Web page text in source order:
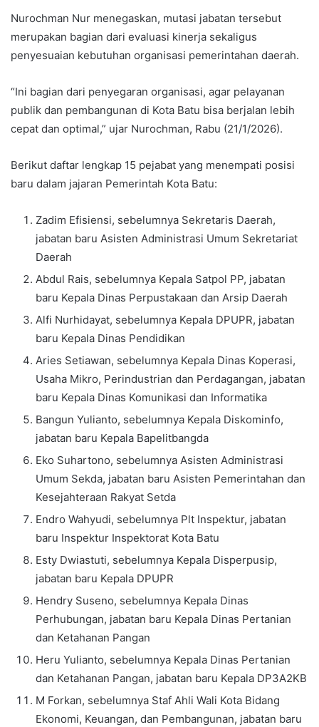
Nurochman Nur menegaskan, mutasi jabatan tersebut
merupakan bagian dari evaluasi kinerja sekaligus
penyesuaian kebutuhan organisasi pemerintahan daerah.
“Ini bagian dari penyegaran organisasi, agar pelayanan
publik dan pembangunan di Kota Batu bisa berjalan lebih
cepat dan optimal,” ujar Nurochman, Rabu (21/1/2026).
Berikut daftar lengkap 15 pejabat yang menempati posisi
baru dalam jajaran Pemerintah Kota Batu:
Zadim Efisiensi, sebelumnya Sekretaris Daerah,
jabatan baru Asisten Administrasi Umum Sekretariat
Daerah
Abdul Rais, sebelumnya Kepala Satpol PP, jabatan
baru Kepala Dinas Perpustakaan dan Arsip Daerah
Alfi Nurhidayat, sebelumnya Kepala DPUPR, jabatan
baru Kepala Dinas Pendidikan
Aries Setiawan, sebelumnya Kepala Dinas Koperasi,
Usaha Mikro, Perindustrian dan Perdagangan, jabatan
baru Kepala Dinas Komunikasi dan Informatika
Bangun Yulianto, sebelumnya Kepala Diskominfo,
jabatan baru Kepala Bapelitbangda
Eko Suhartono, sebelumnya Asisten Administrasi
Umum Sekda, jabatan baru Asisten Pemerintahan dan
Kesejahteraan Rakyat Setda
Endro Wahyudi, sebelumnya Plt Inspektur, jabatan
baru Inspektur Inspektorat Kota Batu
Esty Dwiastuti, sebelumnya Kepala Disperpusip,
jabatan baru Kepala DPUPR
Hendry Suseno, sebelumnya Kepala Dinas
Perhubungan, jabatan baru Kepala Dinas Pertanian
dan Ketahanan Pangan
Heru Yulianto, sebelumnya Kepala Dinas Pertanian
dan Ketahanan Pangan, jabatan baru Kepala DP3A2KB
M Forkan, sebelumnya Staf Ahli Wali Kota Bidang
Ekonomi, Keuangan, dan Pembangunan, jabatan baru